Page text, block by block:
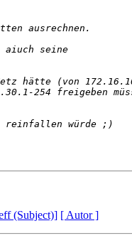
(Subject)] [ Autor ]